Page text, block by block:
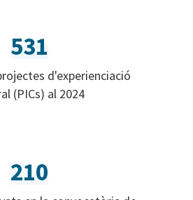
531
d'experienciació
(PICs) al 2024
210